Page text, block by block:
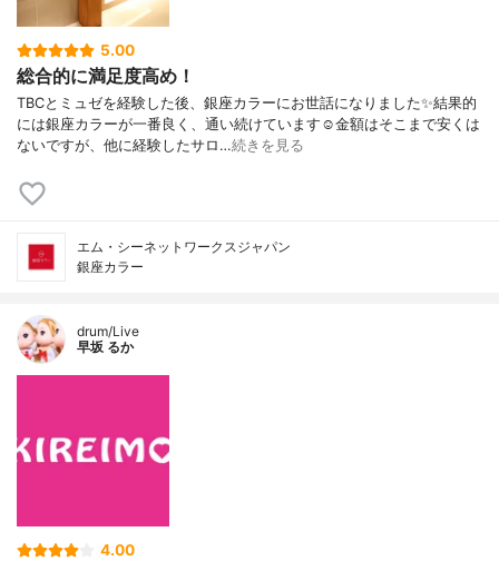
5.00
総合的に満足度高め！
TBCとミュゼを経験した後、銀座カラーにお世話になりました✨結果的
には銀座カラーが一番良く、通い続けています☺️金額はそこまで安くは
ないですが、他に経験したサロ…続きを見る
エム・シーネットワークスジャパン
銀座カラー
drum/Live
早坂 るか
4.00